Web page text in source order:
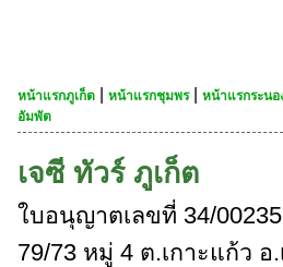
หน้าแรกภูเก็ต หน้าแรกชุมพร|
หน้าแรกระนอ
อัมพัต
เจซี ทัวร์ ภูเก็ต
ใบอนุญาตเลขที่ 34/
79/73 หมู่ 4 ต.เกาะแก้ว อ